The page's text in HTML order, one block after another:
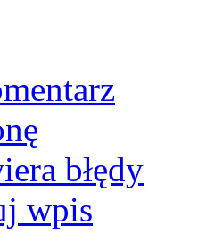
błędy
wpis